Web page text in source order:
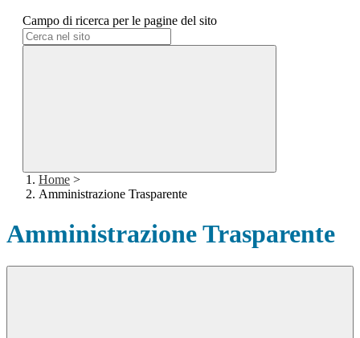
Campo di ricerca per le pagine del sito
Home >
Amministrazione Trasparente
Amministrazione Trasparente